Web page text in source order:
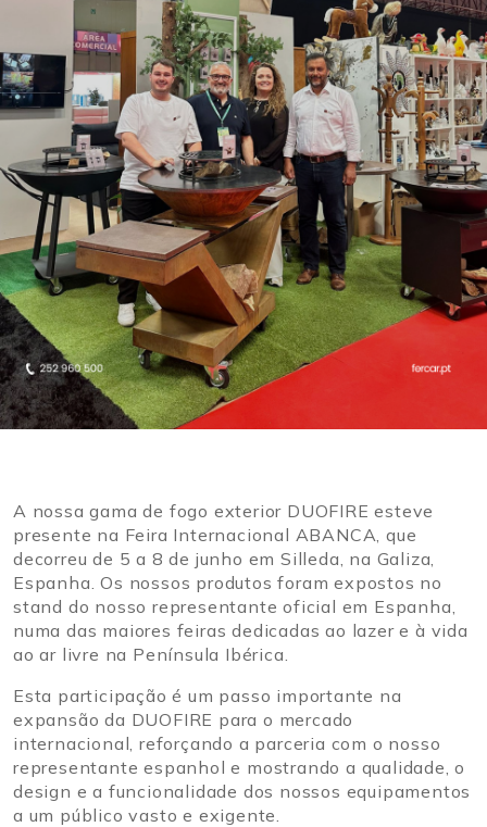
A nossa gama de fogo exterior DUOFIRE esteve
presente na Feira Internacional ABANCA, que
decorreu de 5 a 8 de junho em Silleda, na Galiza,
Espanha. Os nossos produtos foram expostos no
stand do nosso representante oficial em Espanha,
numa das maiores feiras dedicadas ao lazer e à vida
ao ar livre na Península Ibérica.
Esta participação é um passo importante na
expansão da DUOFIRE para o mercado
internacional, reforçando a parceria com o nosso
representante espanhol e mostrando a qualidade, o
design e a funcionalidade dos nossos equipamentos
a um público vasto e exigente.